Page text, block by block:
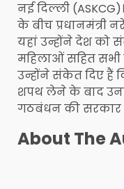
नई दिल्ली
के बीच प्रधानमंत्री
यहां उन्होंने देश को
महिलाओं सहित सभी
उन्होंने संकेत दिए हैं
शपथ लेने के बाद उनके
गठबंधन की
About The